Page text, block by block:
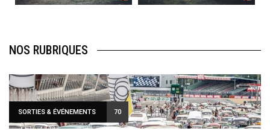
NOS RUBRIQUES
SORTIES & ÉVÉNEMENTS 70